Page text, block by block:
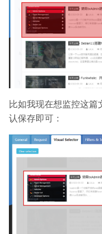
比如我现在想监控这篇
认保存即可：